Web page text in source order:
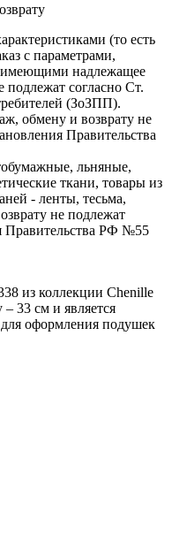
(то есть
с параметрами,
имеющими надлежащее
подлежат согласно Ст.
(ЗоЗПП).
обмену и возврату не
Правительства
льняные,
ткани, товары из
- ленты, тесьма,
не подлежат
Правительства РФ №55
из коллекции Chenille
33 см и является
оформления подушек